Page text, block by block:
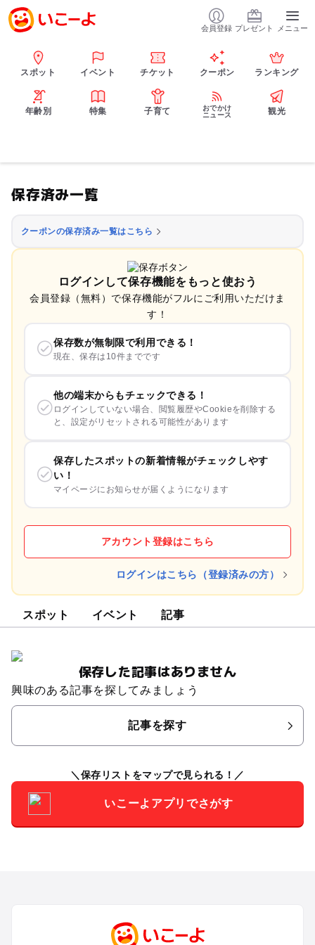
会員登録 プレゼント メニュー
スポット イベント チケット クーポン ランキング
年齢別 特集 子育て
おでかけ
ニュース
観光
保存済み一覧
クーポンの保存済み一覧はこちら
ログインして保存機能をもっと使おう
会員登録（無料）で保存機能がフルにご利用いただけま
す！
保存数が無制限で利用できる！
現在、保存は10件までです
他の端末からもチェックできる！
ログインしていない場合、閲覧履歴やCookieを削除する
と、設定がリセットされる可能性があります
保存したスポットの新着情報がチェックしやす
い！
マイページにお知らせが届くようになります
アカウント登録はこちら
ログインはこちら（登録済みの方）
スポット イベント 記事
保存した記事はありません
興味のある記事を探してみましょう
記事を探す
保存リストをマップで見られる！
いこーよアプリでさがす